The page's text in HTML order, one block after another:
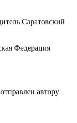
Саратовский
Федерация
автору